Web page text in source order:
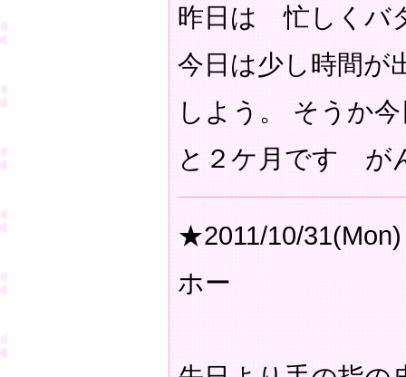
昨日は 忙しくバ
今日は少し時間
しよう。 そうか
と２ケ月です が
★2011/10/31(Mon)
ホー